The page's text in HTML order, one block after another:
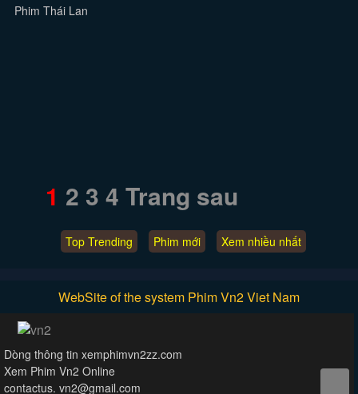
Phim Thái Lan
1 2 3 4 Trang sau
Top Trending Phim mới Xem nhiều nhất
WebSite of the system Phim Vn2 Viet Nam
Dòng thông tin xemphimvn2zz.com
Xem Phim Vn2 Online
contactus. vn2@gmail.com